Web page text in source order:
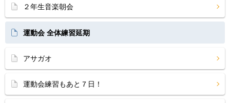
２年生音楽朝会
運動会 全体練習延期
アサガオ
運動会練習もあと７日！